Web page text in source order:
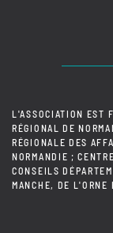
L'ASSOCIATION EST
RÉGIONAL DE
RÉGIONALE DES
NORMANDIE ;
CONSEILS
MANCHE, DE L'ORNE